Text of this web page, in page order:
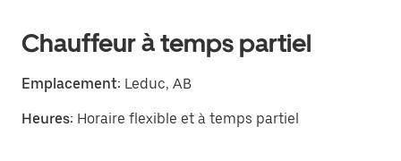
Chauffeur à temps partiel
Emplacement: Leduc, AB
Heures: Horaire flexible et à temps partiel